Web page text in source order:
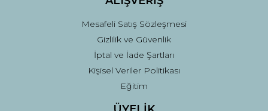
Mesafeli Satış Sözleşmesi
Gizlilik ve Güvenlik
İptal ve İade Şartları
Kişisel Veriler Politikası
Eğitim